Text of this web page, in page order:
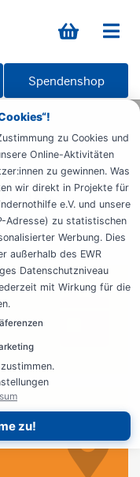
zu Cookies und
Online-Aktivitäten
zu gewinnen. Was
wir direkt in Projekte für
e.V. und unsere
Adresse) zu statistischen
Werbung. Dies
außerhalb des EWR
Datenschutzniveau
mit Wirkung für die
zu!
Spendenshop
Ehrenamt
des